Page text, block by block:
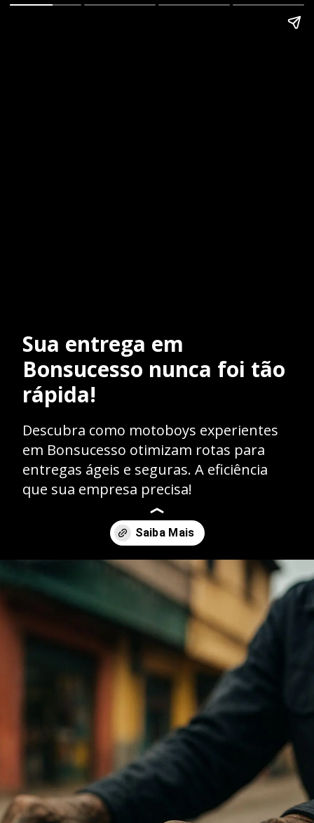
Sua entrega em
Bonsucesso nunca foi tão
rápida!
Descubra como motoboys experientes
em Bonsucesso otimizam rotas para
entregas ágeis e seguras. A eficiência
que sua empresa precisa!
Opening https://caasexpresss.com/motoboy-bonsucesso/